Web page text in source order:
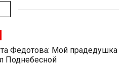
Федотова: Мой прадедушка
Поднебесной